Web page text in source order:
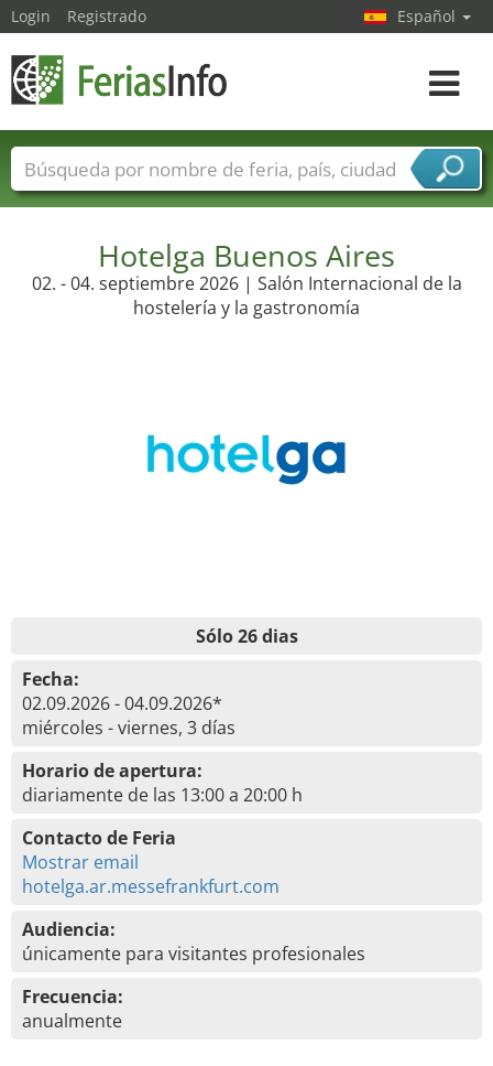
Hotelga Buenos Aires
02. - 04. septiembre 2026 | Salón Internacional de la
hostelería y la gastronomía
Sólo 26 dias
Fecha:
02.09.2026 - 04.09.2026*
miércoles - viernes, 3 días
Horario de apertura:
diariamente de las 13:00 a 20:00 h
Contacto de Feria
Mostrar email
hotelga.ar.messefrankfurt.com
Audiencia:
únicamente para visitantes profesionales
Frecuencia:
anualmente
Login Registrado Español
toggle
Nombres de ferias Países
Ciudades
Sectores de proveedor de servicios